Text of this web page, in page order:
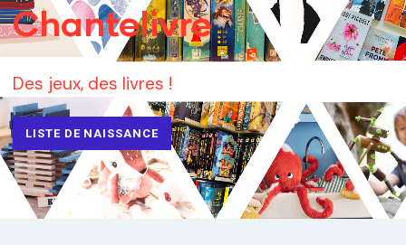
Chantelivre
LISTE DE NAISSANCE
Des jeux, des livres !